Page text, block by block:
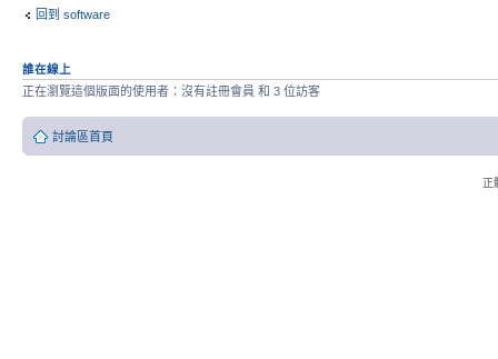
回到 software
誰在線上
正在瀏覽這個版面的使用者：沒有註冊會員 和 3 位訪客
討論區首頁
正